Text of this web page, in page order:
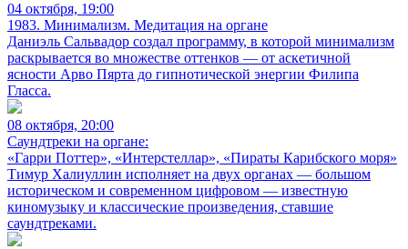
04 октября, 19:00
1983. Минимализм. Медитация на органе
Даниэль Сальвадор создал программу, в которой минимализм
раскрывается во множестве оттенков — от аскетичной
ясности Арво Пярта до гипнотической энергии Филипа
Гласса.
08 октября, 20:00
Саундтреки на органе:
«Гарри Поттер», «Интерстеллар», «Пираты Карибского моря»
Тимур Халиуллин исполняет на двух органах — большом
историческом и современном цифровом — известную
киномузыку и классические произведения, ставшие
саундтреками.